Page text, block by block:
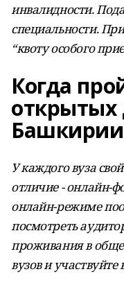
инвалидности.
специальности.
“квоту особого
Когда
открытых
У каждого вуза
отличие - онлайн-
онлайн-режиме
посмотреть
проживания в
вузов и участвуйте